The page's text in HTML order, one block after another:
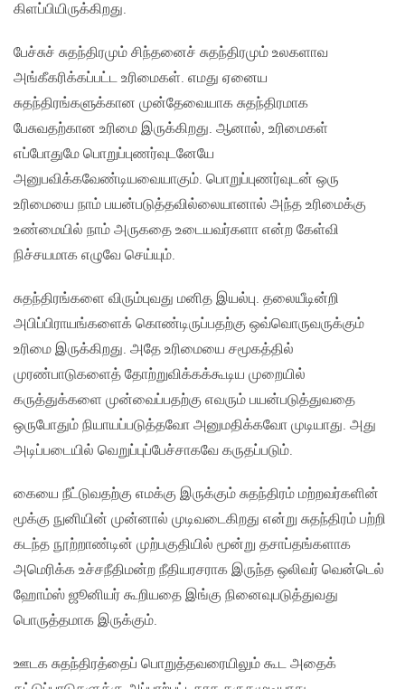
கிளப்பியிருக்கிறது.
பேச்சுச் சுதந்திரமும் சிந்தனைச் சுதந்திரமும் உலகளாவ
அங்கீகரிக்கப்பட்ட உரிமைகள். எமது ஏனைய
சுதந்திரங்களுக்கான முன்தேவையாக சுதந்திரமாக
பேசுவதற்கான உரிமை இருக்கிறது. ஆனால், உரிமைகள்
எப்போதுமே பொறுப்புணர்வுடனேயே
அனுபவிக்கவேண்டியவையாகும். பொறுப்புணர்வுடன் ஒரு
உரிமையை நாம் பயன்படுத்தவில்லையானால் அந்த உரிமைக்கு
உண்மையில் நாம் அருகதை உடையவர்களா என்ற கேள்வி
நிச்சயமாக எழுவே செய்யும்.
சுதந்திரங்களை விரும்புவது மனித இயல்பு. தலையீடின்றி
அபிப்பிராயங்களைக் கொண்டிருப்பதற்கு ஒவ்வொருவருக்கும்
உரிமை இருக்கிறது. அதே உரிமையை சமூகத்தில்
முரண்பாடுகளைத் தோற்றுவிக்கக்கூடிய முறையில்
கருத்துக்களை முன்வைப்பதற்கு எவரும் பயன்படுத்துவதை
ஒருபோதும் நியாயப்படுத்தவோ அனுமதிக்கவோ முடியாது. அது
அடிப்படையில் வெறுப்புப்பேச்சாகவே கருதப்படும்.
கையை நீட்டுவதற்கு எமக்கு இருக்கும் சுதந்திரம் மற்றவர்களின்
மூக்கு நுனியின் முன்னால் முடிவடைகிறது என்று சுதந்திரம் பற்றி
கடந்த நூற்றாண்டின் முற்பகுதியில் மூன்று தசாப்தங்களாக
அமெரிக்க உச்சநீதிமன்ற நீதியரசராக இருந்த ஒலிவர் வென்டெல்
ஹோம்ஸ் ஜூனியர் கூறியதை இங்கு நினைவுபடுத்துவது
பொருத்தமாக இருக்கும்.
ஊடக சுதந்திரத்தைப் பொறுத்தவரையிலும் கூட அதைக்